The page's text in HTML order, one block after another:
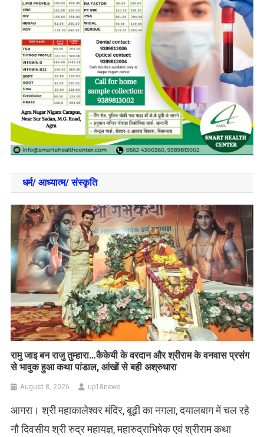
धर्म/ आध्‍यात्‍म/ संस्‍कृति
रामु जाइ बन राजु तुम्हारा…कैकेयी के वरदान और श्रीराम के वनवास प्रसंग
से भावुक हुआ कथा पांडाल, आंखों से बही अश्रुधारा
August 8, 2026 up18news
आगरा। श्री महाकालेश्वर मंदिर, बूढ़ी का नगला, दयालबाग में चल रहे
नौ दिवसीय श्री रुद्र महायज्ञ, महारुद्राभिषेक एवं श्रीराम कथा